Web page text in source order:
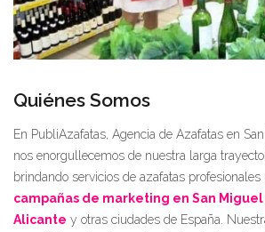
Quiénes Somos
En PubliAzafatas, Agencia de Azafatas en
nos enorgullecemos de nuestra larga
brindando servicios de azafatas profesionales
campañas de marketing en San Miguel
Alicante y otras ciudades de España.